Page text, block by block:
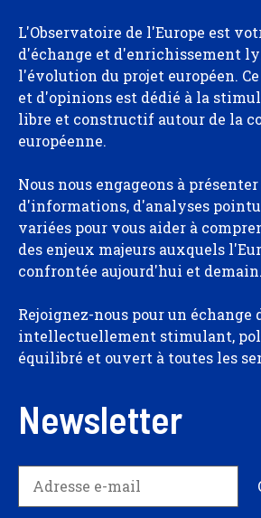
L'Observatoire de l'Europe est
d'échange et d'enrichissement
l'évolution du projet européen.
et d'opinions est dédié à la
libre et constructif autour de la
européenne.
Nous nous engageons à
d'informations, d'analyses
variées pour vous aider à
des enjeux majeurs auxquels
confrontée aujourd'hui et demain.
Rejoignez-nous pour un échange
intellectuellement stimulant,
équilibré et ouvert à toutes les
Newsletter